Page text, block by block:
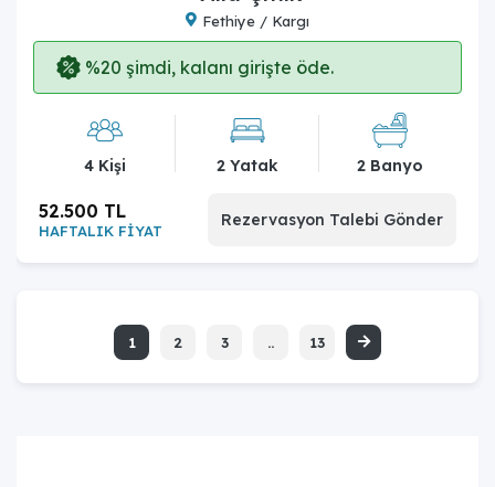
Fethiye / Kargı
%20 şimdi, kalanı girişte öde.
4 Kişi 2 Yatak 2 Banyo
HAFTALIK FİYAT
52.500 TL Rezervasyon Talebi Gönder
1 2 3 .. 13